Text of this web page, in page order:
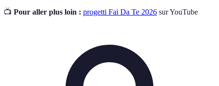
📺 Pour aller plus loin : progetti Fai Da Te 2026 sur YouTube